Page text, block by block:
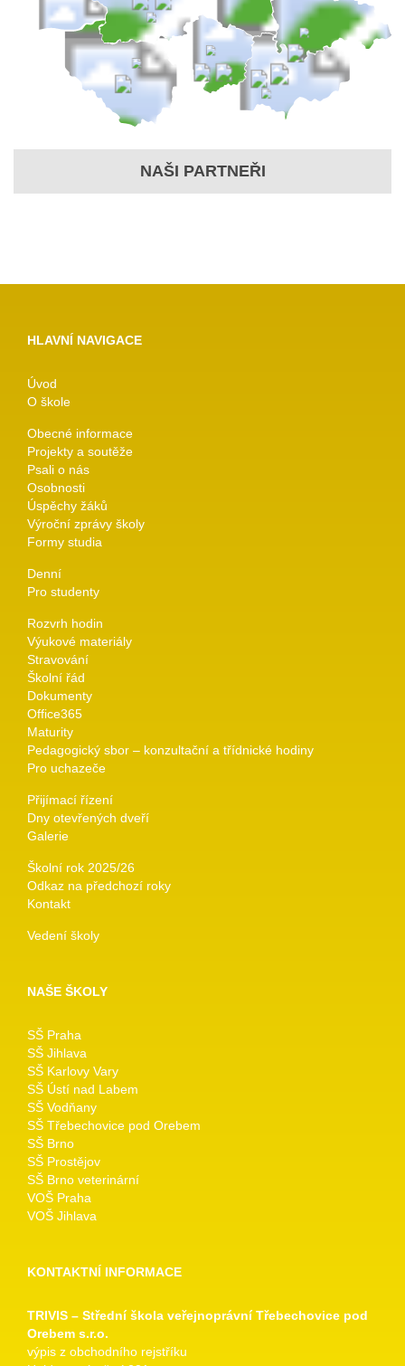
NAŠI PARTNEŘI
HLAVNÍ NAVIGACE
Úvod
O škole
Obecné informace
Projekty a soutěže
Psali o nás
Osobnosti
Úspěchy žáků
Výroční zprávy školy
Formy studia
Denní
Pro studenty
Rozvrh hodin
Výukové materiály
Stravování
Školní řád
Dokumenty
Office365
Maturity
Pedagogický sbor – konzultační a třídnické hodiny
Pro uchazeče
Přijímací řízení
Dny otevřených dveří
Galerie
Školní rok 2025/26
Odkaz na předchozí roky
Kontakt
Vedení školy
NAŠE ŠKOLY
SŠ Praha
SŠ Jihlava
SŠ Karlovy Vary
SŠ Ústí nad Labem
SŠ Vodňany
SŠ Třebechovice pod Orebem
SŠ Brno
SŠ Prostějov
SŠ Brno veterinární
VOŠ Praha
VOŠ Jihlava
KONTAKTNÍ INFORMACE
TRIVIS – Střední škola veřejnoprávní Třebechovice pod
Orebem s.r.o.
výpis z obchodního rejstříku